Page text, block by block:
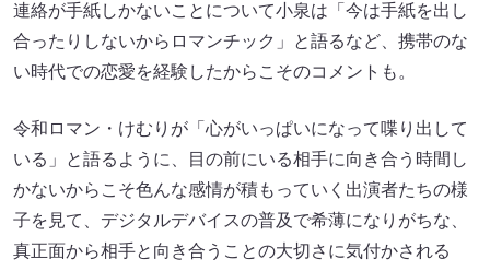
連絡が手紙しかないことについて小泉は「今は手紙を出し
合ったりしないからロマンチック」と語るなど、携帯のな
い時代での恋愛を経験したからこそのコメントも。
令和ロマン・けむりが「心がいっぱいになって喋り出して
いる」と語るように、目の前にいる相手に向き合う時間し
かないからこそ色んな感情が積もっていく出演者たちの様
子を見て、デジタルデバイスの普及で希薄になりがちな、
真正面から相手と向き合うことの大切さに気付かされる